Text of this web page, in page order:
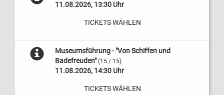
11.08.2026, 13:30 Uhr
TICKETS WÄHLEN
Museumsführung - "Von Schiffen und
Badefreuden" (15 / 15)
11.08.2026, 14:30 Uhr
TICKETS WÄHLEN